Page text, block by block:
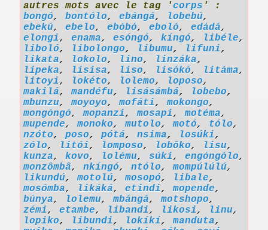
autres mots avec le tag 'corps ' :
bongó, bontólo, ebángá, lobebú,
ebekú, ebelo, ebóbó, eboló, edádá,
elongi, enama, esóngó, kíngó, libéle,
liboló, libolongo, libumu, lifuni,
likata, lokolo, lino, linzáka,
lipeka, lisisa, liso, lisókó, litáma,
litoyi, lokéto, lolemo, loposo,
makilá,mandéfu, lisásámbá, lobebo,
mbunzu,moyoyo,mofáti,mokongo,
mongóngó,mopanzi,mosapi,motéma,
mupende,monoko,mutolo,motó, tólo,
nzóto, poso, pótá, nsima, losúki,
zólo, litói, lomposo, lobôko, lisu,
kunza, kovo, lolému, súki, engóngólo,
monzômbâ, nkíngó, ntólo,mompúlúlú,
likundú,motolú,mosopó, libale,
mosómba, likáká, etindi,mopende,
búnya, lolemu,mbángá,motshopo,
zémi, etambe, libandi, likosi, linu,
lopiko, libundi, lokíkí,manduta,